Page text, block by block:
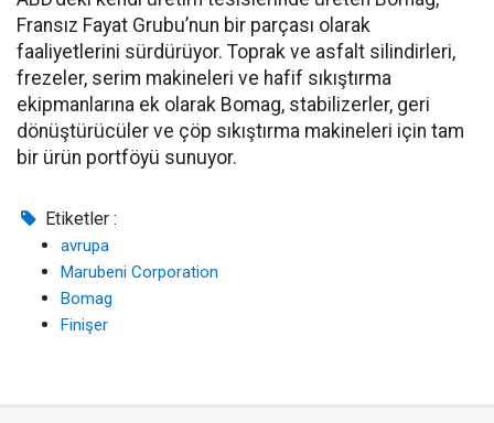
Fransız Fayat Grubu’nun bir parçası olarak
faaliyetlerini sürdürüyor. Toprak ve asfalt silindirleri,
frezeler, serim makineleri ve hafif sıkıştırma
ekipmanlarına ek olarak Bomag, stabilizerler, geri
dönüştürücüler ve çöp sıkıştırma makineleri için tam
bir ürün portföyü sunuyor.
Etiketler :
avrupa
Marubeni Corporation
Bomag
Finişer